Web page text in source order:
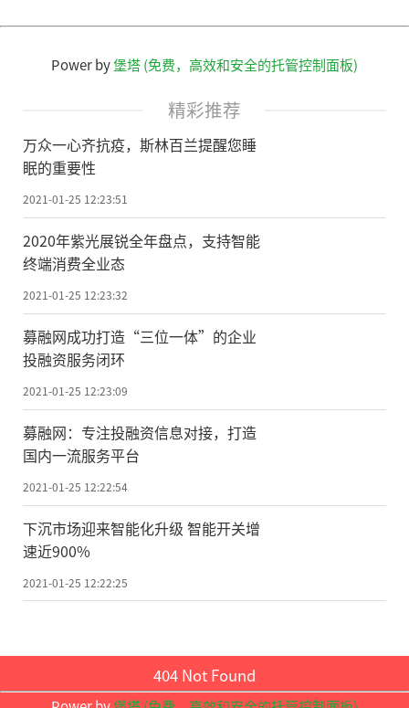
享自身或身边人在创新创业过程中的故事及
感悟。
互联网新技术新应用加速普及，新业态
驶入发展快车道。为让创业者适应双创转型
升级步伐，大庆市各项培训活动不少：创业
创期企业进行路演技能培训;大庆数字产业促
进中心、大庆亿蜂云科技有限公司为初创型
企业举办线下沙龙，探讨企业财务风险预防
和诊断;市工信局举办大庆北航投星空众创科
技有限公司星空创业学院“创客中国”大赛
大庆赛区项目落地培训对接，大庆经发建设
投资集团有限公司针对基地内小微企业开展
税收筹划专项培训会;肇源县电子商务网络服
务中心在肇源县电商产业园举办“三农”电
商创业培训，讲解最新融媒体电商发展趋
势、2020年电商线上直播带货形式以及线上
电商产品选品种类和特点……
“为营造全市创新创业良好氛围，激发
能，汇集发展新动力，大庆市积极开展2020
年大众创业万众创新活动周。”据市发改委
Power by堡塔 (免费，高效和安全的托管控制面板)
精彩推荐
万众一心齐抗疫，斯林百兰提醒您睡
眠的重要性
2021-01-25 12:23:51
2020年紫光展锐全年盘点，支持智能
终端消费全业态
2021-01-25 12:23:32
募融网成功打造“三位一体”的企业
投融资服务闭环
2021-01-25 12:23:09
募融网：专注投融资信息对接，打造
国内一流服务平台
2021-01-25 12:22:54
下沉市场迎来智能化升级 智能开关增
速近900%
2021-01-25 12:22:25
404 Not Found